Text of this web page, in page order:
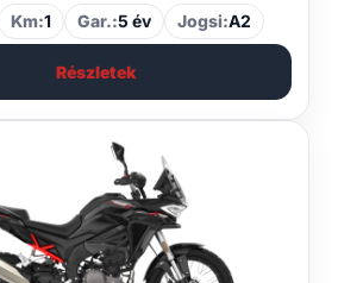
Km:1 Gar.:5 év Jogsi:A2
Részletek